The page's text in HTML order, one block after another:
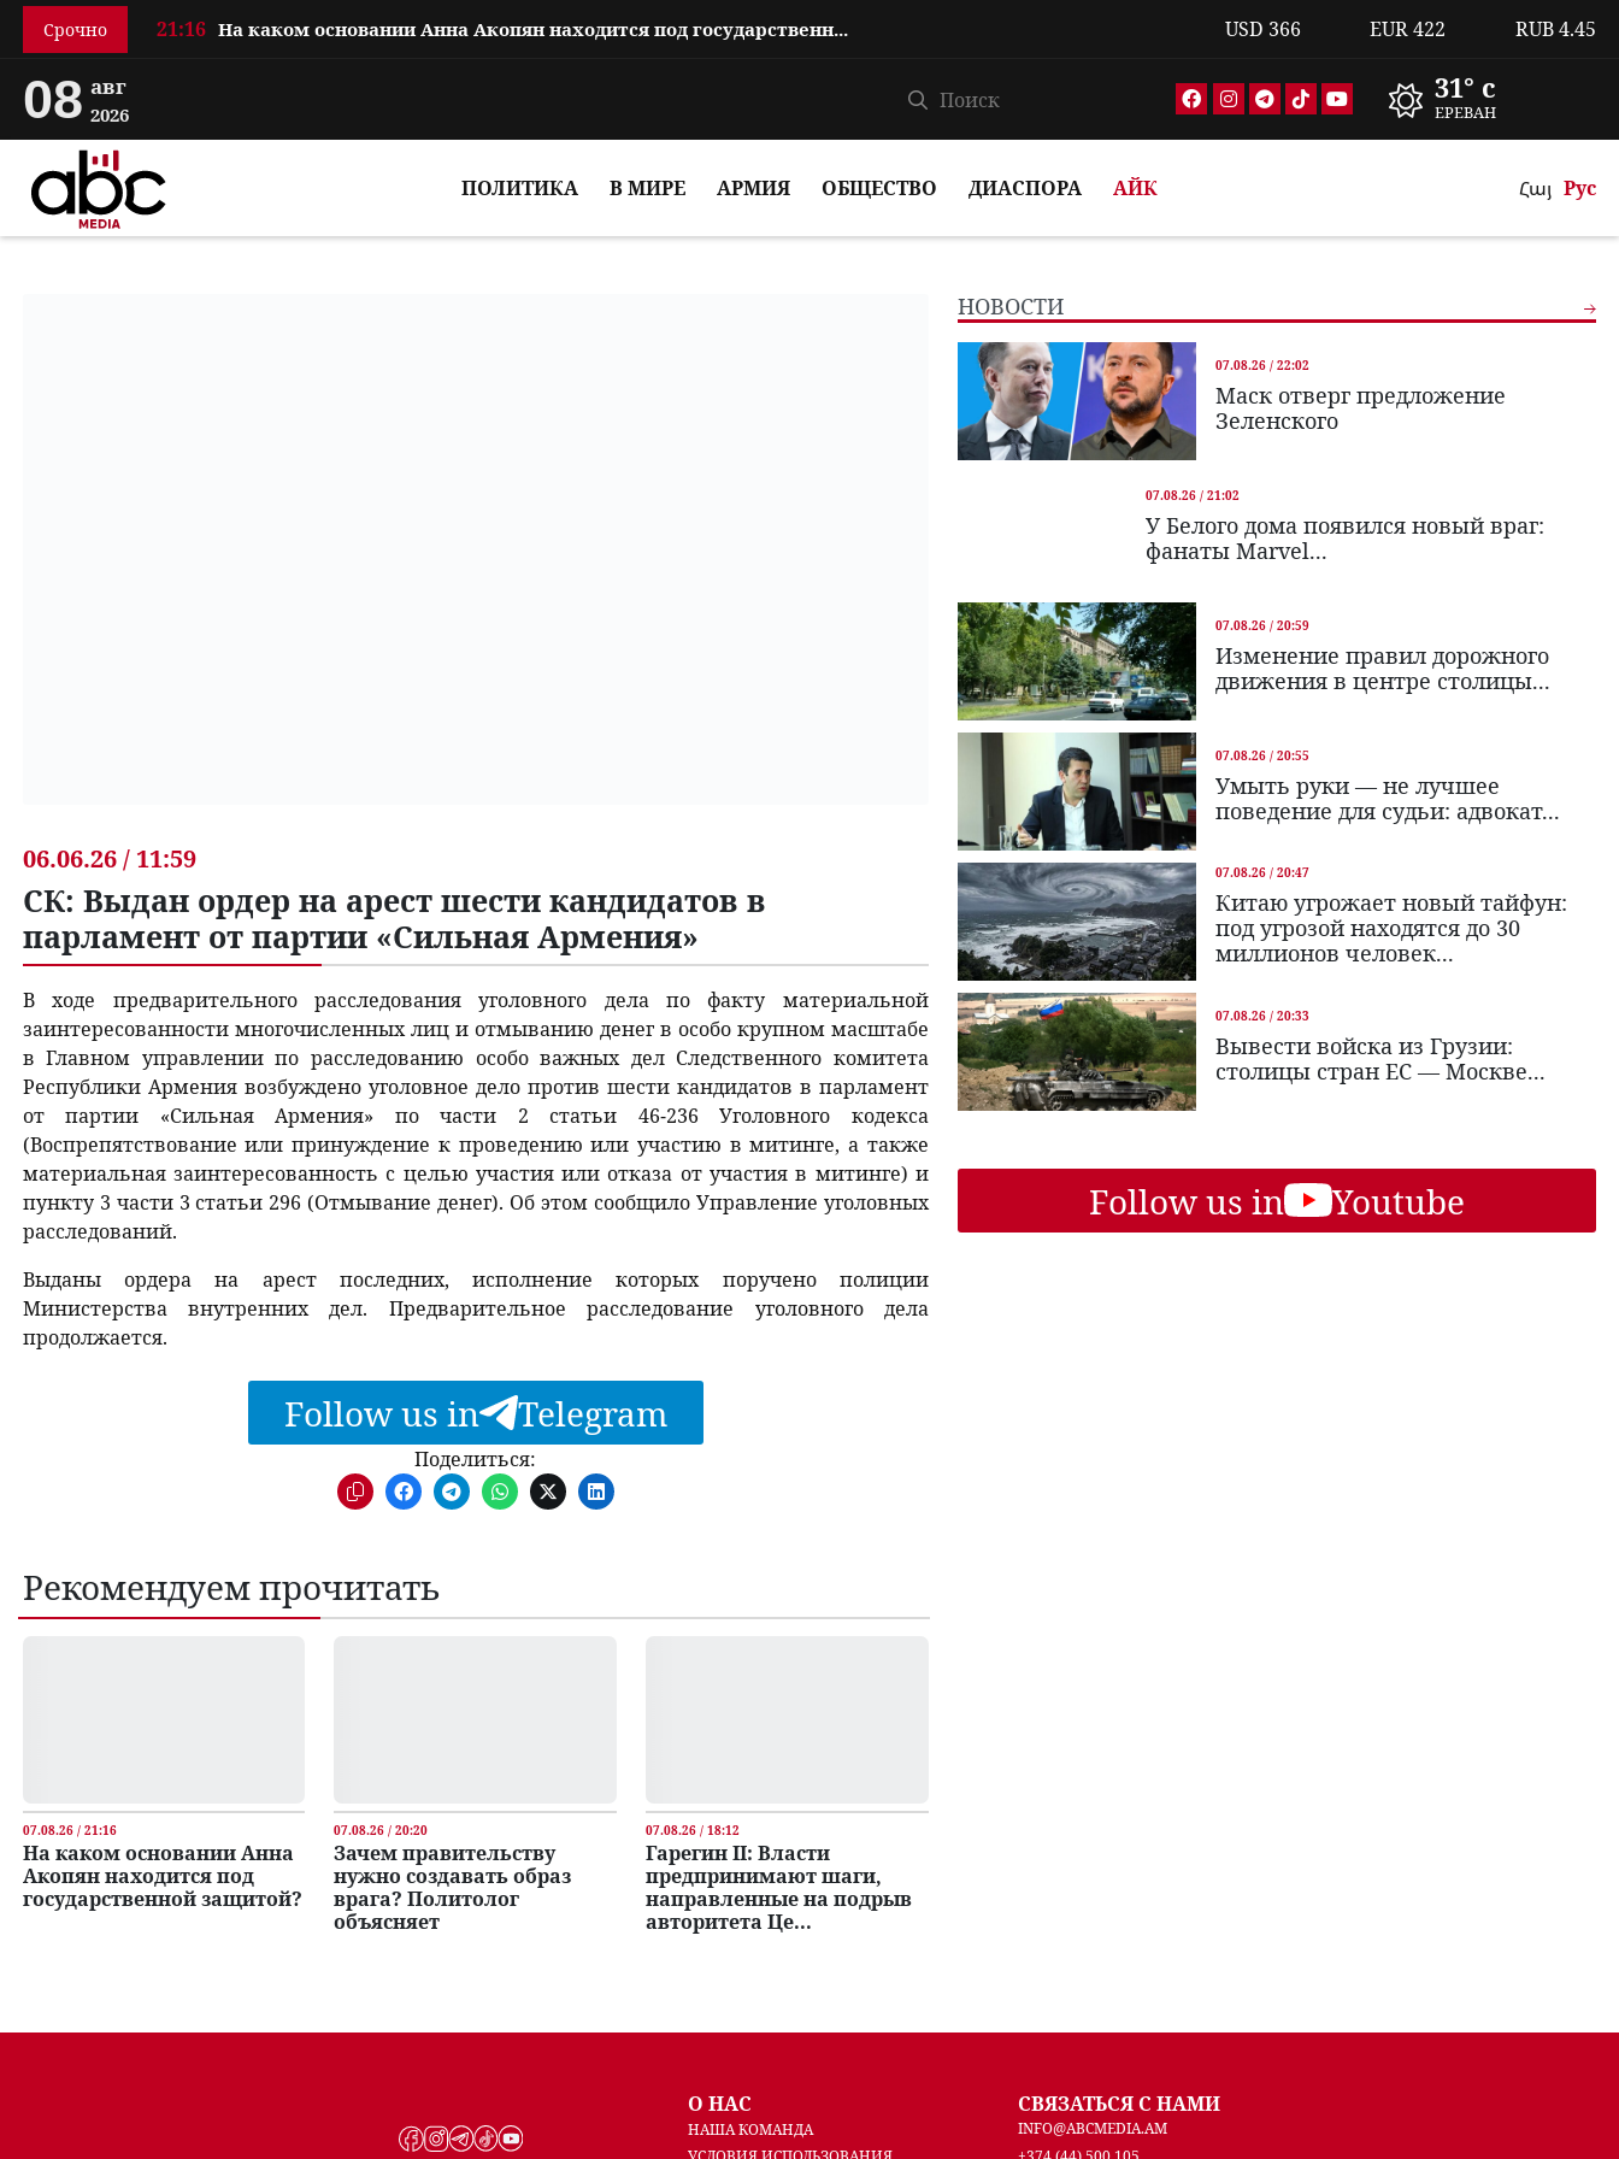
Срочно 21:16 На каком основании Анна Акопян находится под государственной защитой? USD 366 EUR422 RUB4.45
08 авг
2026
31° c
ЕРЕВАН
ПОЛИТИКА В МИРЕ АРМИЯ ОБЩЕСТВО ДИАСПОРА АЙК Հայ Рус
06.06.26 / 11:59
СК: Выдан ордер на арест шести кандидатов в
парламент от партии «Сильная Армения»
В ходе предварительного расследования уголовного дела по факту материальной
заинтересованности многочисленных лиц и отмыванию денег в особо крупном масштабе
в Главном управлении по расследованию особо важных дел Следственного комитета
Республики Армения возбуждено уголовное дело против шести кандидатов в парламент
от партии «Сильная Армения» по части 2 статьи 46-236 Уголовного кодекса
(Воспрепятствование или принуждение к проведению или участию в митинге, а также
материальная заинтересованность с целью участия или отказа от участия в митинге) и
пункту 3 части 3 статьи 296 (Отмывание денег). Об этом сообщило Управление уголовных
расследований.
Выданы ордера на арест последних, исполнение которых поручено полиции
Министерства внутренних дел. Предварительное расследование уголовного дела
продолжается.
Follow us in Telegram
Поделиться:
Рекомендуем прочитать
07.08.26 / 21:16
На каком основании Анна
Акопян находится под
государственной защитой?
07.08.26 / 20:20
Зачем правительству
нужно создавать образ
врага? Политолог
объясняет
07.08.26 / 18:12
Гарегин II: Власти
предпринимают шаги,
направленные на подрыв
авторитета Це...
НОВОСТИ
07.08.26 / 22:02
Маск отверг предложение
Зеленского
07.08.26 / 21:02
У Белого дома появился новый враг:
фанаты Marvel...
07.08.26 / 20:59
Изменение правил дорожного
движения в центре столицы...
07.08.26 / 20:55
Умыть руки — не лучшее
поведение для судьи: адвокат...
07.08.26 / 20:47
Китаю угрожает новый тайфун:
под угрозой находятся до 30
миллионов человек...
07.08.26 / 20:33
Вывести войска из Грузии:
столицы стран ЕС — Москве...
Follow us in Youtube
О НАС
НАША КОМАНДА
СВЯЗАТЬСЯ С НАМИ
INFO@ABCMEDIA.AM